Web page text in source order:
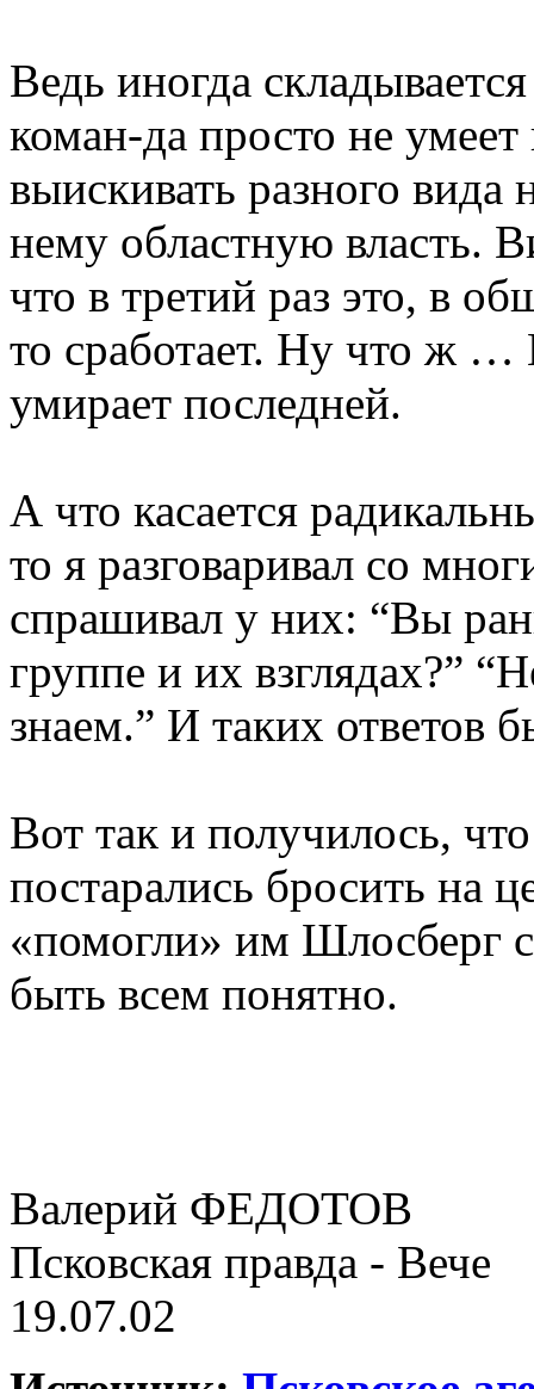
Ведь иногда
коман-да просто не
выискивать разного вида
нему областную власть.
что в третий раз это, в
то сработает. Ну что ж …
умирает последней.
А что касается
то я разговаривал со
спрашивал у них: “Вы
группе и их взглядах?”
знаем.” И таких ответов
Вот так и получилось,
постарались бросить на
«помогли» им Шлосберг
быть всем понятно.
Валерий ФЕДОТОВ
Псковская правда - Вече
19.07.02